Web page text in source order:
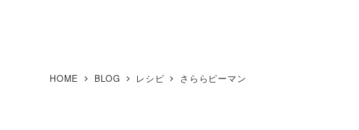
HOME BLOG レシピ さららピーマン